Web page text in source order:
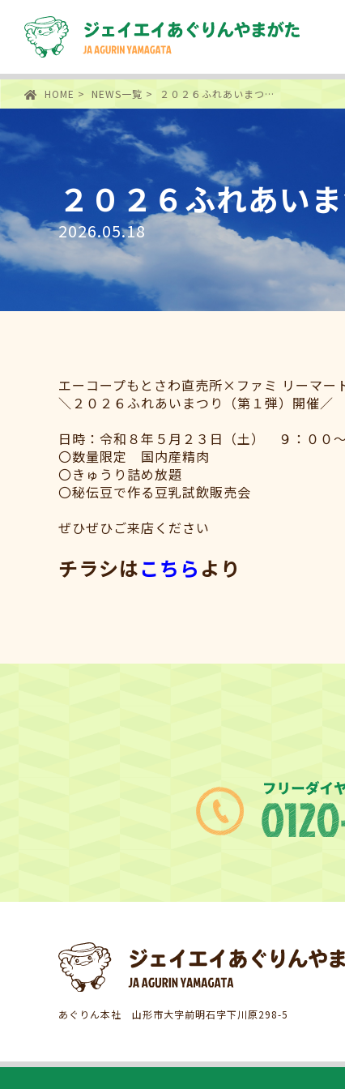
HOME > NEWS一覧 > ２０２６ふれあいまつ…
２０２６ふれあい
2026.05.18
エーコープもとさわ直売所×ファミ リーマー
＼２０２６ふれあいまつり（第１弾）開催／
日時：令和８年５月２３日（土） ９：００
〇数量限定 国内産精肉
〇きゅうり詰め放題
〇秘伝豆で作る豆乳試飲販売会
ぜひぜひご来店ください
チラシはこちら より
あぐりん本社 山形市大字前明石字下川原298-5